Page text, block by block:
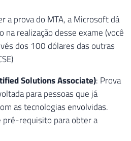
a prova do MTA, a Microsoft dá
na realização desse exame (você
dos 100 dólares das outras
Solutions Associate): Prova
para pessoas que já
as tecnologias envolvidas.
pré-requisito para obter a